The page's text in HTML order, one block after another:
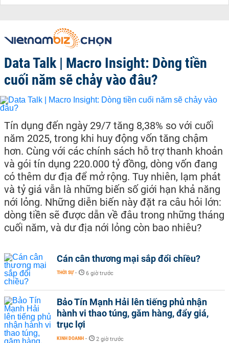
Data Talk | Macro Insight: Dòng tiền
cuối năm sẽ chảy vào đâu?
Tín dụng đến ngày 29/7 tăng 8,38% so với cuối
năm 2025, trong khi huy động vốn tăng chậm
hơn. Cùng với các chính sách hỗ trợ thanh khoản
và gói tín dụng 220.000 tỷ đồng, dòng vốn đang
có thêm dư địa để mở rộng. Tuy nhiên, lạm phát
và tỷ giá vẫn là những biến số giới hạn khả năng
nới lỏng. Những diễn biến này đặt ra câu hỏi lớn:
dòng tiền sẽ được dẫn về đâu trong những tháng
cuối năm, và dư địa nới lỏng còn bao nhiêu?
Cán cân thương mại sắp đổi chiều?
THỜI SỰ - 6 giờ trước
Bảo Tín Mạnh Hải lên tiếng phủ nhận
hành vi thao túng, găm hàng, đẩy giá,
trục lợi
KINH DOANH - 2 giờ trước